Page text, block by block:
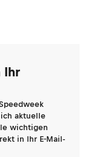
Ihr
aktuelle
wichtigen
in Ihr E-Mail-